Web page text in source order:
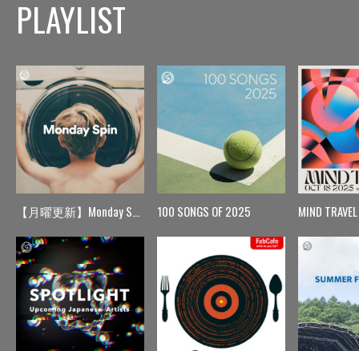
PLAYLIST
【月曜更新】Monday Spin 100 SONGS OF 2025 MIND TRAVEL